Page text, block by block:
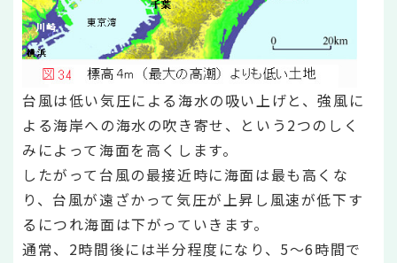
台風は低い気圧による海水の吸い上げと、強風に
よる海岸への海水の吹き寄せ、という2つのしく
みによって海面を高くします。
したがって台風の最接近時に海面は最も高くな
り、台風が遠ざかって気圧が上昇し風速が低下す
るにつれ海面は下がっていきます。
通常、2時間後には半分程度になり、5～6時間で